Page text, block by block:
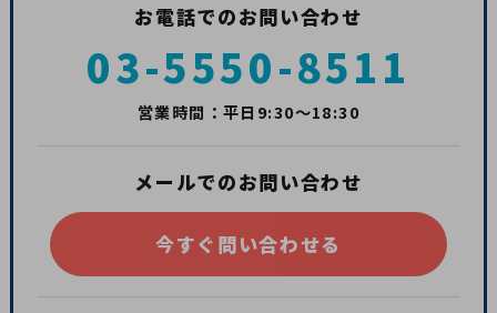
お電話でのお問い合わせ
03-5550-8511
営業時間：平日9:30〜18:30
メールでのお問い合わせ
今すぐ問い合わせる